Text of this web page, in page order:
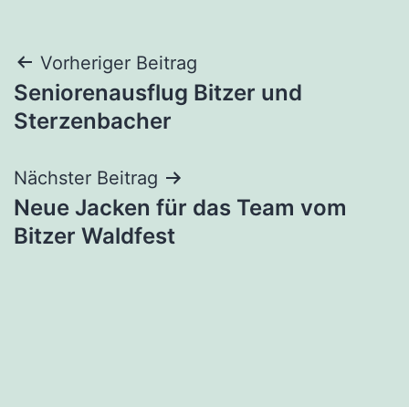
Beitragsnavigation
Vorheriger Beitrag
Seniorenausflug Bitzer und
Sterzenbacher
Nächster Beitrag
Neue Jacken für das Team vom
Bitzer Waldfest